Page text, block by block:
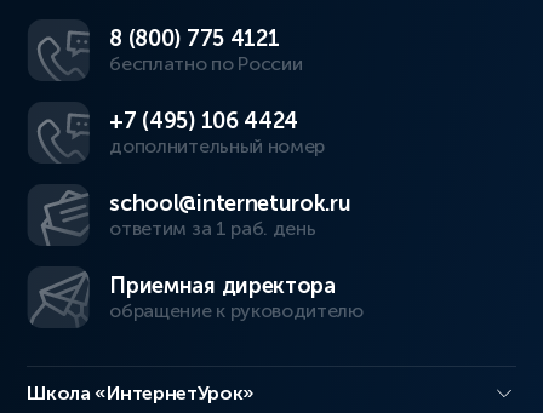
8 (800) 775 4121
бесплатно по России
+7 (495) 106 4424
дополнительный номер
school@interneturok.ru
ответим за 1 раб. день
Приемная директора
обращение к руководителю
Школа «ИнтернетУрок»